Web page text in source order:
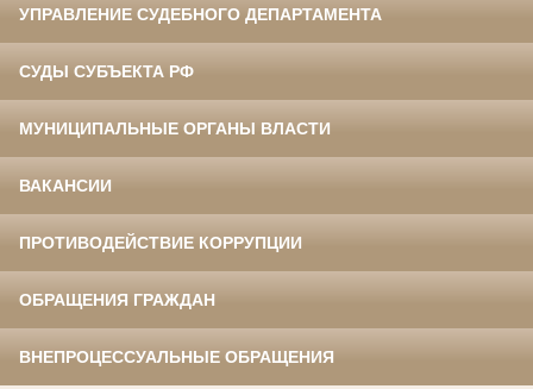
УПРАВЛЕНИЕ СУДЕБНОГО ДЕПАРТАМЕНТА
СУДЫ СУБЪЕКТА РФ
МУНИЦИПАЛЬНЫЕ ОРГАНЫ ВЛАСТИ
ВАКАНСИИ
ПРОТИВОДЕЙСТВИЕ КОРРУПЦИИ
ОБРАЩЕНИЯ ГРАЖДАН
ВНЕПРОЦЕССУАЛЬНЫЕ ОБРАЩЕНИЯ